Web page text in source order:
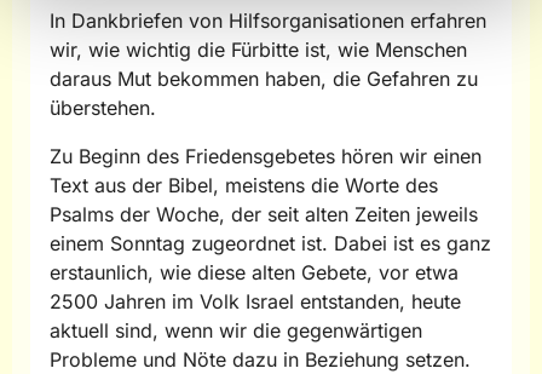
In Dankbriefen von Hilfsorganisationen erfahren
wir, wie wichtig die Fürbitte ist, wie Menschen
daraus Mut bekommen haben, die Gefahren zu
überstehen.
Zu Beginn des Friedensgebetes hören wir einen
Text aus der Bibel, meistens die Worte des
Psalms der Woche, der seit alten Zeiten jeweils
einem Sonntag zugeordnet ist. Dabei ist es ganz
erstaunlich, wie diese alten Gebete, vor etwa
2500 Jahren im Volk Israel entstanden, heute
aktuell sind, wenn wir die gegenwärtigen
Probleme und Nöte dazu in Beziehung setzen.